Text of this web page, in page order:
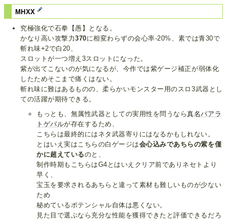
MHXX
究極強化で石拳【愚】となる。
かなり高い攻撃力370に相変わらずの会心率-20%、素では青30で
斬れ味+2で白20、
スロットが一つ増え3スロットになった。
紫が出てこないのが気になるが、今作では紫ゲージ補正が弱体化
したためそこまで痛くはない。
斬れ味に難はあるものの、柔らかいモンスター用のスロ3武器とし
ての活躍が期待できる。
もっとも、無属性武器としての実用性を問うなら真名バアラ
トゲバルが存在するため、
こちらは最終的にはネタ武器寄りにはなるかもしれない。
とはいえ実はこちらの白ゲージは会心込みであちらの紫を僅
かに超えているのと、
制作時期もこちらはG4とはいえクリア前でありネセトより
早く、
宝玉を要求されるあちらと違って素材も難しいものが少ない
ため
秘めているポテンシャル自体は悪くない。
見た目で選ぶなら充分な性能を獲得できたと評価できるだろ